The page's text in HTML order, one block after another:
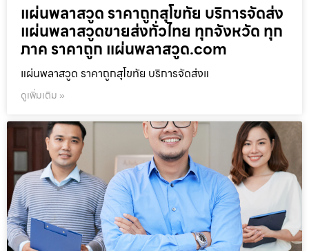
แผ่นพลาสวูด ราคาถูกสุโขทัย บริการจัดส่ง
แผ่นพลาสวูดขายส่งทั่วไทย ทุกจังหวัด ทุก
ภาค ราคาถูก แผ่นพลาสวูด.com
แผ่นพลาสวูด ราคาถูกสุโขทัย บริการจัดส่งแ
ดูเพิ่มเติม »